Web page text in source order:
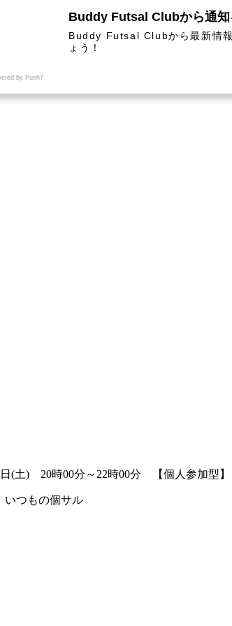
フットサル施設です。
日(土) 20時00分～22時00分 【個人参加型
Buddy Futsal Clubから通知
Buddy Futsal Clubから最新情
ょう！
by Push7